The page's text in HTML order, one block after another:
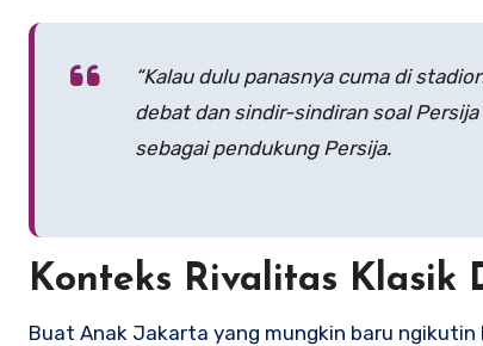
“Kalau dulu panasnya cuma di
debat dan sindir-sindiran soal
sebagai pendukung Persija.
Konteks Rivalitas Klasik
Buat Anak Jakarta yang mungkin baru ngikutin